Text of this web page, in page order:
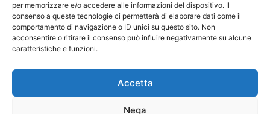
per memorizzare e/o accedere alle informazioni del dispositivo. Il
consenso a queste tecnologie ci permetterà di elaborare dati come il
comportamento di navigazione o ID unici su questo sito. Non
acconsentire o ritirare il consenso può influire negativamente su alcune
caratteristiche e funzioni.
Accetta
Nega
Federazione Nazionale Degli Ordini dei Biologi:
codice fiscale 80069130583
Responsabile sito internet www.fnob.it: Vincenzo